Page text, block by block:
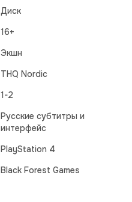
Диск
16+
Экшн
THQ Nordic
1-2
Русские субтитры и
интерфейс
PlayStation 4
Black Forest Games